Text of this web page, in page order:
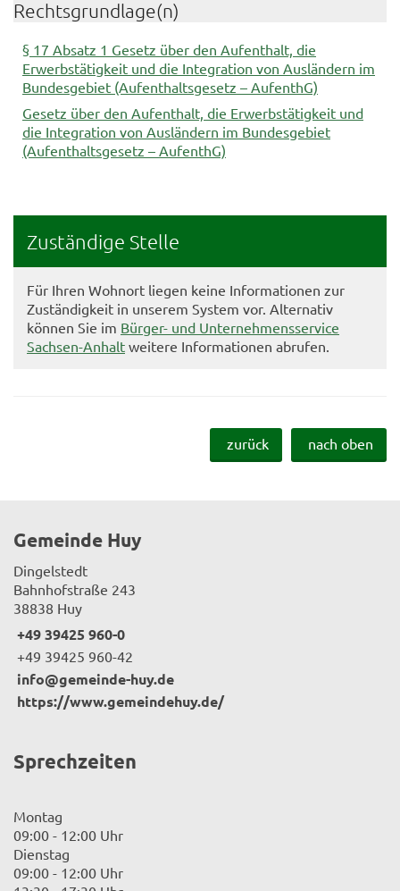
Rechtsgrundlage(n)
§ 17 Absatz 1 Gesetz über den Aufenthalt, die
Erwerbstätigkeit und die Integration von Ausländern im
Bundesgebiet (Aufenthaltsgesetz – AufenthG)
Gesetz über den Aufenthalt, die Erwerbstätigkeit und
die Integration von Ausländern im Bundesgebiet
(Aufenthaltsgesetz – AufenthG)
Zuständige Stelle
Für Ihren Wohnort liegen keine Informationen zur
Zuständigkeit in unserem System vor. Alternativ
können Sie im Bürger- und Unternehmensservice
Sachsen-Anhalt weitere Informationen abrufen.
zurück nach oben
Gemeinde Huy
Dingelstedt
Bahnhofstraße 243
38838 Huy
+49 39425 960-0
+49 39425 960-42
info@gemeinde-huy.de
https://www.gemeindehuy.de/
Sprechzeiten
Montag
09:00 - 12:00 Uhr
Dienstag
09:00 - 12:00 Uhr